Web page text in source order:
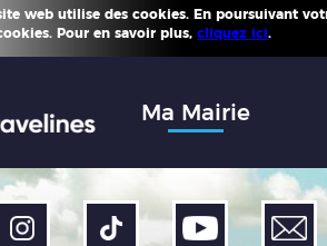
web utilise des cookies. En poursuivant
Pour en savoir plus,cliquez ici.
Ma Mairie